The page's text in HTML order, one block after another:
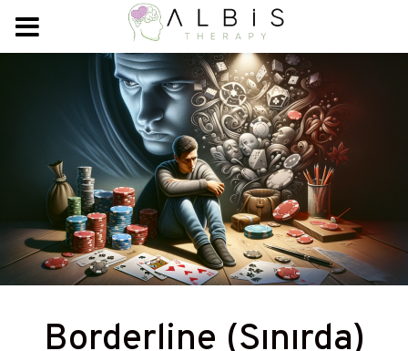
Borderline (Sınırda)